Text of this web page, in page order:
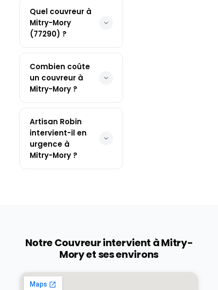
Quel couvreur à
Mitry-Mory
(77290) ?
Combien coûte
un couvreur à
Mitry-Mory ?
Artisan Robin
intervient-il en
urgence à
Mitry-Mory ?
Notre Couvreur intervient àMitry-
Moryet ses environs